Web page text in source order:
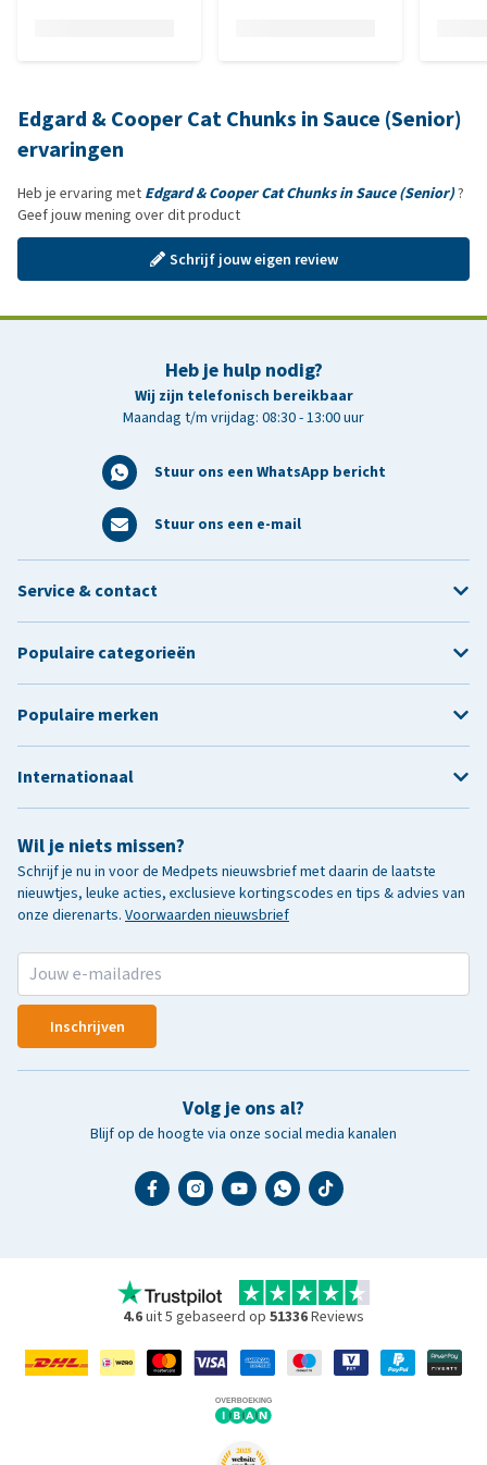
Edgard & Cooper Cat Chunks in Sauce (Senior)
ervaringen
Heb je ervaring met Edgard & Cooper Cat Chunks in Sauce (Senior)?
Geef jouw mening over dit product
Schrijf jouw eigen review
Heb je hulp nodig?
Wij zijn telefonisch bereikbaar
Maandag t/m vrijdag: 08:30 - 13:00 uur
Stuur ons een WhatsApp bericht
Stuur ons een e-mail
Wil je niets missen?
Schrijf je nu in voor de Medpets nieuwsbrief met daarin de laatste
nieuwtjes, leuke acties, exclusieve kortingscodes en tips & advies van
onze dierenarts. Voorwaarden nieuwsbrief
Inschrijven
Volg je ons al?
Blijf op de hoogte via onze social media kanalen
Service & contact
Populaire categorieën
Populaire merken
Internationaal
4.6uit 5 gebaseerd op 51336Reviews